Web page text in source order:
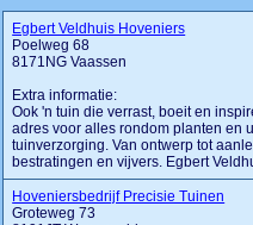
Egbert Veldhuis Hoveniers
Poelweg 68
8171NG Vaassen
Extra informatie:
Ook 'n tuin die verrast, boeit en
adres voor alles rondom planten en
tuinverzorging. Van ontwerp tot
bestratingen en vijvers. Egbert
Hoveniersbedrijf Precisie Tuinen
Groteweg 73